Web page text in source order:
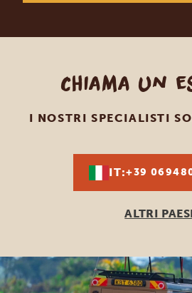
Chiama un
I NOSTRI SPECIALISTI
IT:+39
ALTRI